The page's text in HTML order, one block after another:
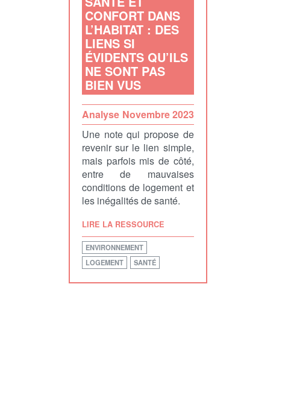
CONFORT DANS
L’HABITAT : DES
LIENS SI
ÉVIDENTS QU’ILS
NE SONT PAS
BIEN VUS
Analyse Novembre 2023
Une note qui propose de
revenir sur le lien simple,
mais parfois mis de côté,
entre de mauvaises
conditions de logement et
les inégalités de santé.
LIRE LA RESSOURCE
ENVIRONNEMENT
LOGEMENT
SANTÉ